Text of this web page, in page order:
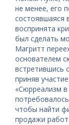
не менее, его
состоявшаяся
воспринята
был сделать
Магритт
основателем
встретившись
приняв
«Сюрреализм
чтобы найти
продажи